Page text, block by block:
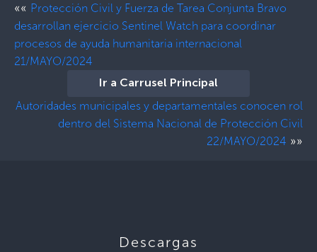
«« Protección Civil y Fuerza de Tarea Conjunta Bravo
desarrollan ejercicio Sentinel Watch para coordinar
procesos de ayuda humanitaria internacional
21/MAYO/2024
Ir a Carrusel Principal
Autoridades municipales y departamentales conocen rol
dentro del Sistema Nacional de Protección Civil
22/MAYO/2024 »»
Descargas